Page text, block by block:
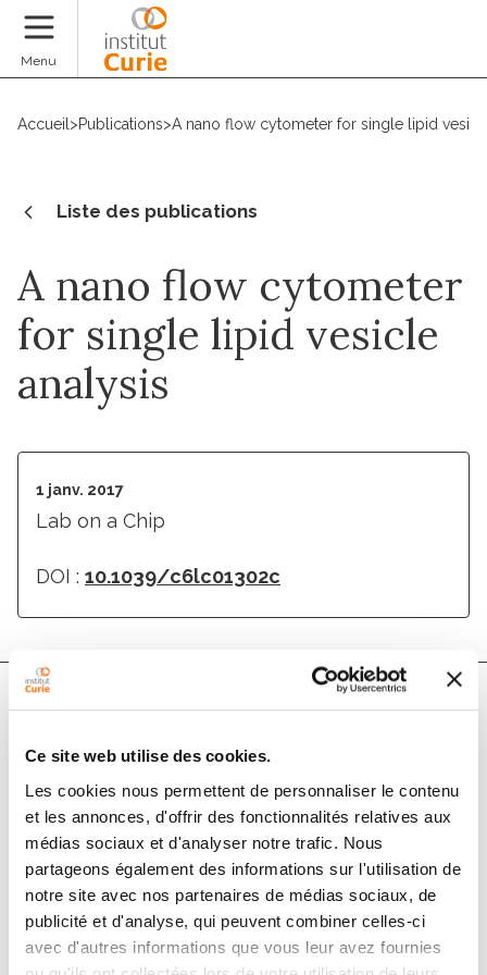
Ce site web utilise des cookies.
Les cookies nous permettent de personnaliser le contenu
et les annonces, d'offrir des fonctionnalités relatives aux
médias sociaux et d'analyser notre trafic. Nous
partageons également des informations sur l'utilisation de
notre site avec nos partenaires de médias sociaux, de
publicité et d'analyse, qui peuvent combiner celles-ci
avec d'autres informations que vous leur avez fournies
Menu
Accueil >Publications>A nano flow cytometer for single lipid
Liste des publications
A nano flow cytometer
for single lipid vesicle
analysis
1 janv. 2017
Lab on a Chip
DOI : 10.1039/c6lc01302c
Auteurs
Remo Friedrich, Stephan Block, Mohammadreza
Alizadehheidari, Susanne Heider, Joachim Fritzsche,
Elin K. Esbjörner, Fredrik Westerlund, Marta Bally
Résumé